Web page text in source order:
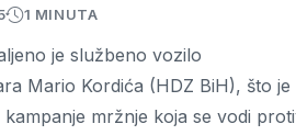
1 MINUTA
je službeno vozilo
Mario Kordića (HDZ BiH), što je
mržnje koja se vodi